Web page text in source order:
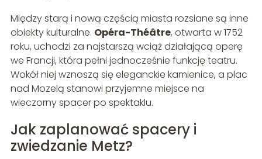
Między starą i nową częścią miasta rozsiane są inne
obiekty kulturalne. Opéra-Théâtre, otwarta w 1752
roku, uchodzi za najstarszą wciąż działającą operę
we Francji, która pełni jednocześnie funkcję teatru.
Wokół niej wznoszą się eleganckie kamienice, a plac
nad Mozelą stanowi przyjemne miejsce na
wieczorny spacer po spektaklu.
Jak zaplanować spacery i
zwiedzanie Metz?